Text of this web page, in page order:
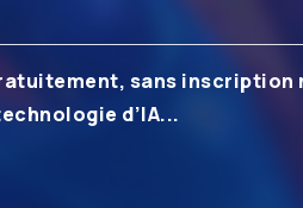
sans inscription
d’IA...